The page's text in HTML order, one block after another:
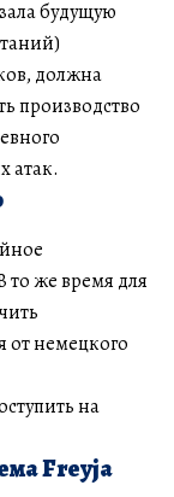
будущую
должна
производство
атак.
то же время для
от немецкого
на
Freyja